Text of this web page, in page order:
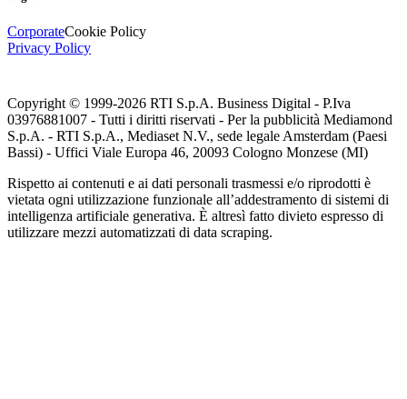
CorporateCookie Policy
Privacy Policy
Copyright © 1999-2026 RTI S.p.A. Business Digital - P.Iva
03976881007 - Tutti i diritti riservati - Per la pubblicità Mediamond
S.p.A. - RTI S.p.A., Mediaset N.V., sede legale Amsterdam (Paesi
Bassi) - Uffici Viale Europa 46, 20093 Cologno Monzese (MI)
Rispetto ai contenuti e ai dati personali trasmessi e/o riprodotti è
vietata ogni utilizzazione funzionale all’addestramento di sistemi di
intelligenza artificiale generativa. È altresì fatto divieto espresso di
utilizzare mezzi automatizzati di data scraping.